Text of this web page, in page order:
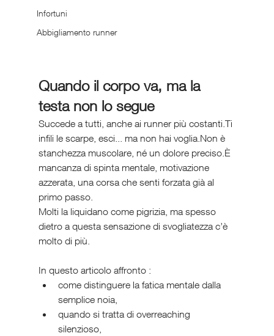
Infortuni
Abbigliamento runner
Quando il corpo va, ma la
testa non lo segue
Succede a tutti, anche ai runner più costanti.Ti
infili le scarpe, esci... ma non hai voglia.Non è
stanchezza muscolare, né un dolore preciso.È
mancanza di spinta mentale, motivazione
azzerata, una corsa che senti forzata già al
primo passo.
Molti la liquidano come pigrizia, ma spesso
dietro a questa sensazione di svogliatezza c’è
molto di più.
In questo articolo affronto :
come distinguere la fatica mentale dalla
semplice noia,
quando si tratta di overreaching
silenzioso,